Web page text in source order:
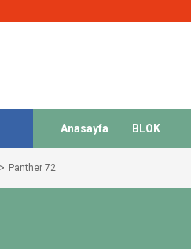
Anasayfa BLOK
Panther 72